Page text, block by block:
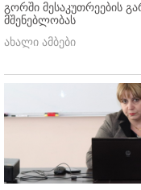
გორში მესაკუთრეების
მშენებლობას
ახალი ამბები